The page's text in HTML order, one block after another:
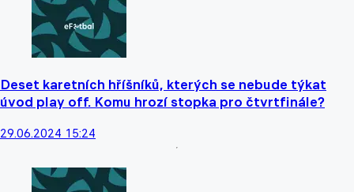
Deset karetních hříšníků, kterých se nebude týkat
úvod play off. Komu hrozí stopka pro čtvrtfinále?
29.06.2024 15:24